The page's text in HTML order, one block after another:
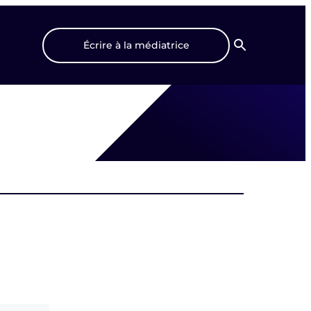
Écrire à la médiatrice
Recherche